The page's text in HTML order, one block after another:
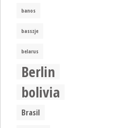
banos
basszje
belarus
Berlin
bolivia
Brasil